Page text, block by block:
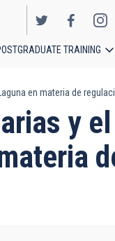
TRAINING
en materia de
y